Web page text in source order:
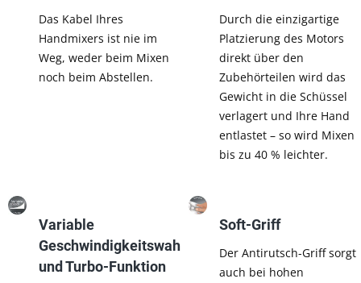
Das Kabel Ihres
Handmixers ist nie im
Weg, weder beim Mixen
noch beim Abstellen.
Durch die einzigartige
Platzierung des Motors
direkt über den
Zubehörteilen wird das
Gewicht in die Schüssel
verlagert und Ihre Hand
entlastet – so wird Mixen
bis zu 40 % leichter.
Variable
Geschwindigkeitswahl
und Turbo-Funktion
Soft-Griff
Der Antirutsch-Griff sorgt
auch bei hohen